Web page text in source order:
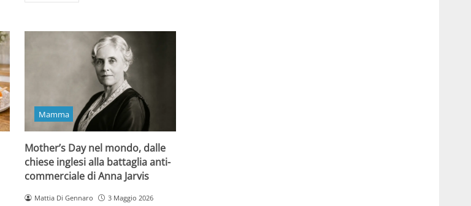
Mamma
Mother’s Day nel mondo, dalle
chiese inglesi alla battaglia anti-
commerciale di Anna Jarvis
Mattia Di Gennaro 3 Maggio 2026